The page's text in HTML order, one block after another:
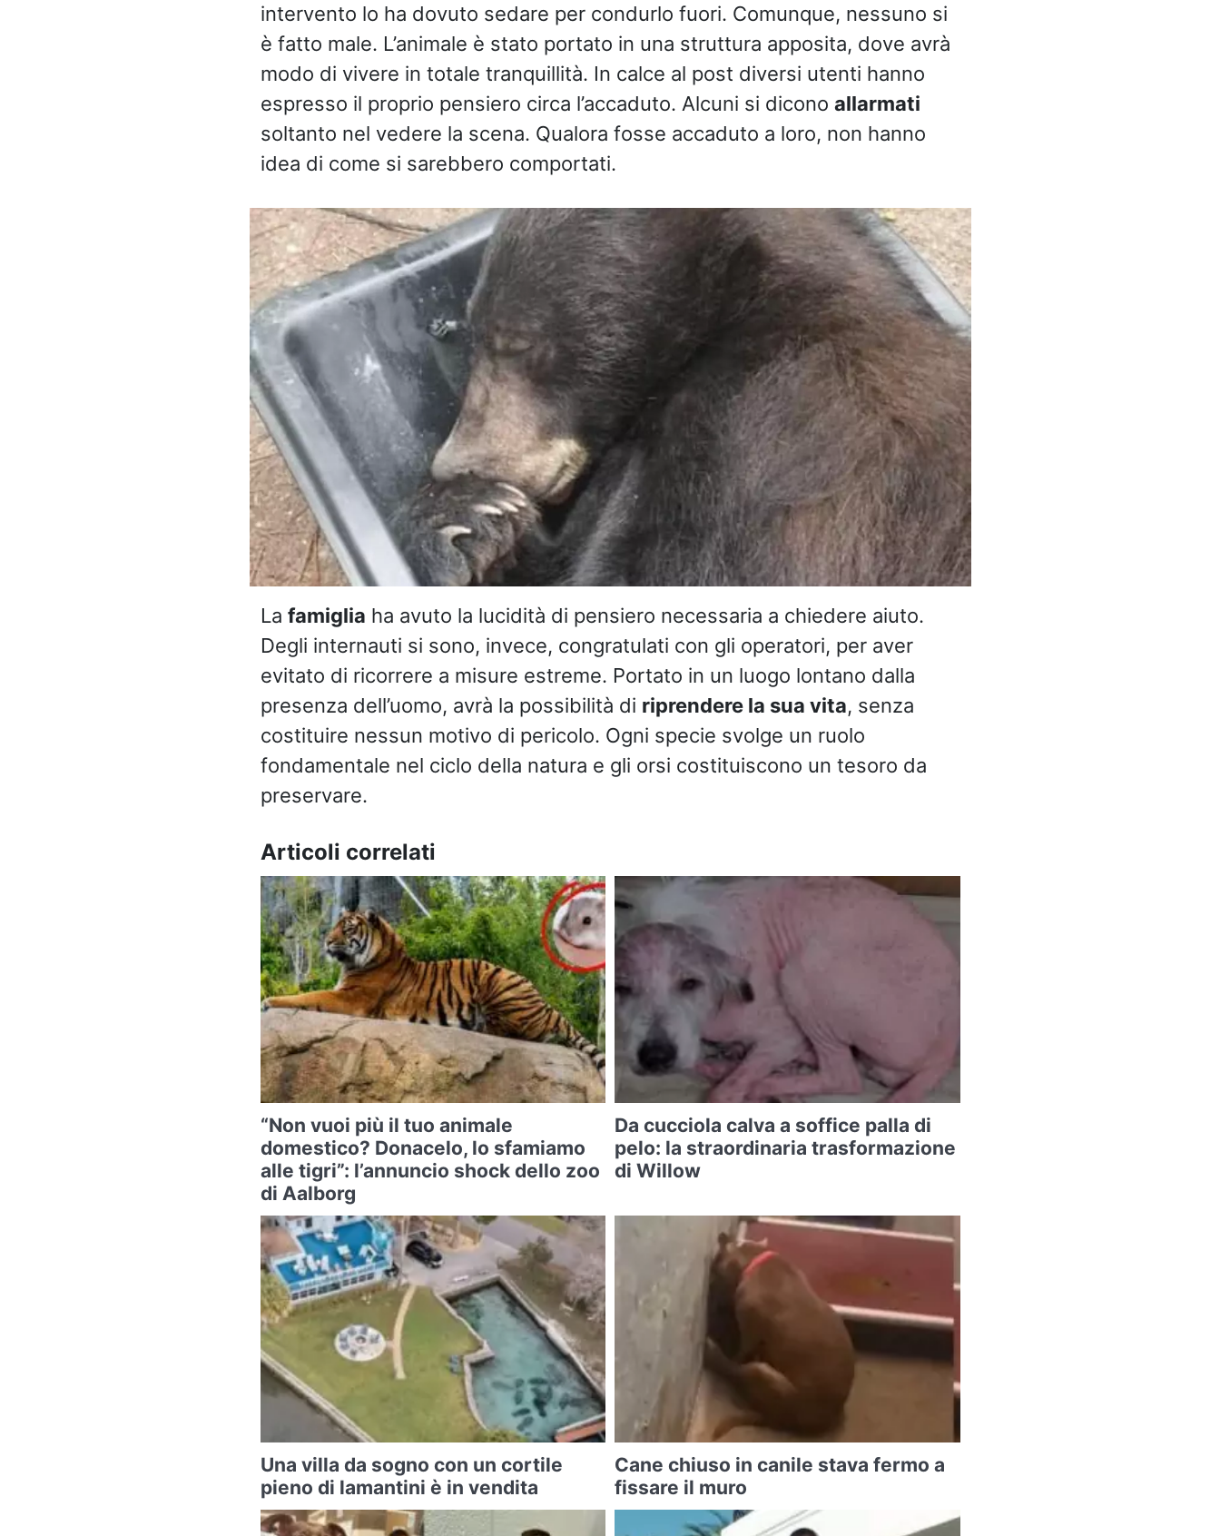
intervento lo ha dovuto sedare per condurlo fuori. Comunque, nessuno si
è fatto male. L’animale è stato portato in una struttura apposita, dove avrà
modo di vivere in totale tranquillità. In calce al post diversi utenti hanno
espresso il proprio pensiero circa l’accaduto. Alcuni si dicono allarmati
soltanto nel vedere la scena. Qualora fosse accaduto a loro, non hanno
idea di come si sarebbero comportati.
La famiglia ha avuto la lucidità di pensiero necessaria a chiedere aiuto.
Degli internauti si sono, invece, congratulati con gli operatori, per aver
evitato di ricorrere a misure estreme. Portato in un luogo lontano dalla
presenza dell’uomo, avrà la possibilità di riprendere la sua vita, senza
costituire nessun motivo di pericolo. Ogni specie svolge un ruolo
fondamentale nel ciclo della natura e gli orsi costituiscono un tesoro da
preservare.
Articoli correlati
“Non vuoi più il tuo animale
domestico? Donacelo, lo sfamiamo
alle tigri”: l’annuncio shock dello zoo
di Aalborg
Da cucciola calva a soffice palla di
pelo: la straordinaria trasformazione
di Willow
Una villa da sogno con un cortile
pieno di lamantini è in vendita
Cane chiuso in canile stava fermo a
fissare il muro